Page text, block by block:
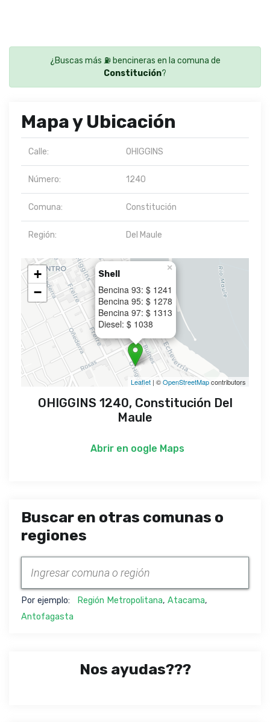
¿Buscas más ⛽ bencineras en la comuna de
Constitución?
Mapa y Ubicación
Calle: OHIGGINS
Número: 1240
Comuna: Constitución
Región: Del Maule
Shell
Bencina 93: $ 1241
Bencina 95: $ 1278
Bencina 97: $ 1313
Diesel: $ 1038
×
+
−
Leaflet | ©OpenStreetMapcontributors
OHIGGINS 1240, Constitución Del
Maule
Abrir en oogle Maps
Buscar en otras comunas o
regiones
Por ejemplo: Región Metropolitana, Atacama,
Antofagasta
Nos ayudas???